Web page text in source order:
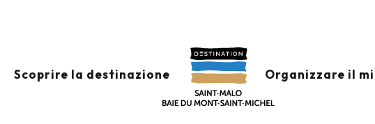
Scoprire la destinazione Organizzare il
E CASINÒ